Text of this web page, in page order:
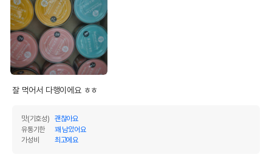
잘 먹어서 다행이에요 ㅎㅎ
맛(기호성)
괜찮아요
유통기한
꽤 남았어요
가성비
최고에요